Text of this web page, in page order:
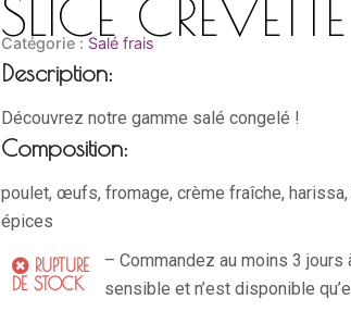
SLICE CREVETTE
Catégorie : Salé frais
Description:
Découvrez notre gamme salé congelé !
Composition:
poulet, œufs, fromage, crème fraîche,
épices
RUPTURE
DE STOCK
– Commandez au moins 3
sensible et n’est disponible